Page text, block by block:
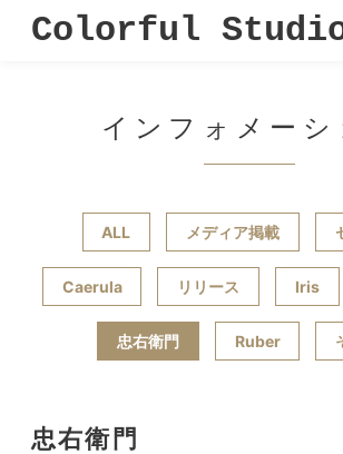
Colorful
インフォメーシ
ALL メディア掲載
Caerula リリース Iris
忠右衛門 Ruber
忠右衛門